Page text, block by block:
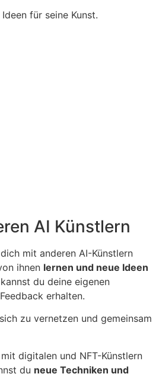
für seine Kunst.
AI Künstlern
mit anderen AI-Künstlern
ihnen lernen und neue Ideen
du deine eigenen
erhalten.
zu vernetzen und gemeinsam
digitalen und NFT-Künstlern
du neue Techniken und